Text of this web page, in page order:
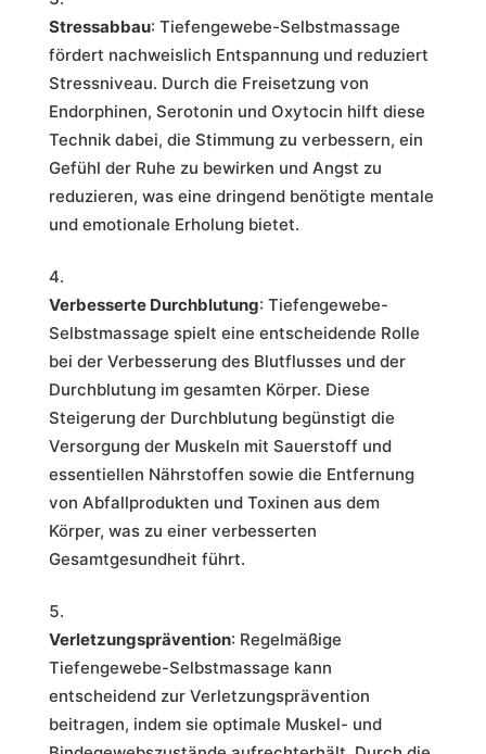
Stressabbau: Tiefengewebe-Selbstmassage
fördert nachweislich Entspannung und reduziert
Stressniveau. Durch die Freisetzung von
Endorphinen, Serotonin und Oxytocin hilft diese
Technik dabei, die Stimmung zu verbessern, ein
Gefühl der Ruhe zu bewirken und Angst zu
reduzieren, was eine dringend benötigte mentale
und emotionale Erholung bietet.
Verbesserte Durchblutung: Tiefengewebe-
Selbstmassage spielt eine entscheidende Rolle
bei der Verbesserung des Blutflusses und der
Durchblutung im gesamten Körper. Diese
Steigerung der Durchblutung begünstigt die
Versorgung der Muskeln mit Sauerstoff und
essentiellen Nährstoffen sowie die Entfernung
von Abfallprodukten und Toxinen aus dem
Körper, was zu einer verbesserten
Gesamtgesundheit führt.
Verletzungsprävention: Regelmäßige
Tiefengewebe-Selbstmassage kann
entscheidend zur Verletzungsprävention
beitragen, indem sie optimale Muskel- und